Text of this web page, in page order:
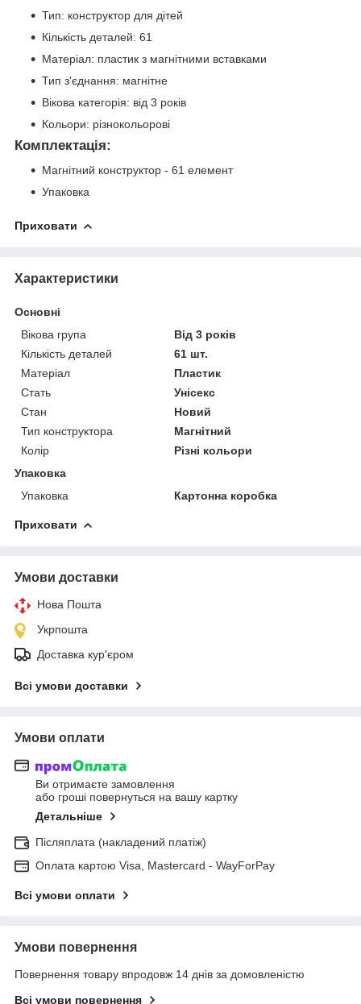
Тип: конструктор для дітей
Кількість деталей: 61
Матеріал: пластик з магнітними вставками
Тип з'єднання: магнітне
Вікова категорія: від 3 років
Кольори: різнокольорові
Комплектація:
Магнітний конструктор - 61 елемент
Упаковка
Приховати
Характеристики
Основні
Вікова група
Від 3 років
Кількість деталей
61 шт.
Матеріал
Пластик
Стать
Унісекс
Стан
Новий
Тип конструктора
Магнітний
Колір
Різні кольори
Упаковка
Упаковка
Картонна коробка
Приховати
Умови доставки
Нова Пошта
Укрпошта
Доставка кур'єром
Всі умови доставки
Умови оплати
Ви отримаєте замовлення
або гроші повернуться на вашу картку
Детальніше
Післяплата (накладений платіж)
Оплата картою Visa, Mastercard - WayForPay
Всі умови оплати
Умови повернення
Повернення товару впродовж 14 днів за домовленістю
Всі умови повернення